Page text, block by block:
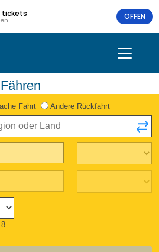
tickets OFFEN
Fahrt Andere Rückfahrt